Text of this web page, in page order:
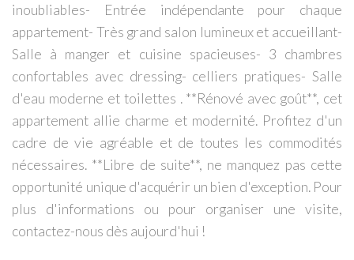
inoubliables- Entrée indépendante pour chaque
appartement- Très grand salon lumineux et accueillant-
Salle à manger et cuisine spacieuses- 3 chambres
confortables avec dressing- celliers pratiques- Salle
d'eau moderne et toilettes . **Rénové avec goût**, cet
appartement allie charme et modernité. Profitez d'un
cadre de vie agréable et de toutes les commodités
nécessaires. **Libre de suite**, ne manquez pas cette
opportunité unique d'acquérir un bien d'exception. Pour
plus d'informations ou pour organiser une visite,
contactez-nous dès aujourd'hui !